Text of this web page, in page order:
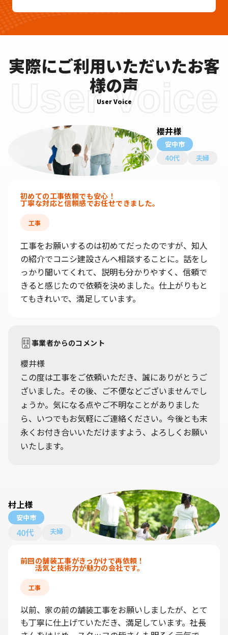
実際にご利用いただいたお客
様の声
User Voice
User Voice
櫻井様
安中市
40代
夫婦
初めての工事依頼でも安心！
丁寧な対応と信頼感でお任せできました。
工事
工事をお願いするのは初めてだったのですが、知人
の紹介でコニシ建設さんへ相談することに。話をし
っかり聞いてくれて、説明も分かりやすく、信頼で
きると感じたので依頼を決めました。仕上がりもと
てもきれいで、満足しています。
事業者からのコメント
櫻井様
この度は工事をご依頼いただき、誠にありがとうご
ざいました。その後、ご不便などございませんでし
ょうか。気になる点やご不明なことがありました
ら、いつでもお気軽にご連絡ください。今後とも末
永くお付き合いいただけますよう、よろしくお願い
いたします。
村上様
安中市
40代 夫婦
前回の舗装工事がきっかけで再依頼！
活気と技術力が魅力の会社です。
工事
以前、家の前の舗装工事をお願いしましたが、とて
も丁寧に仕上げていただき、満足しています。社長